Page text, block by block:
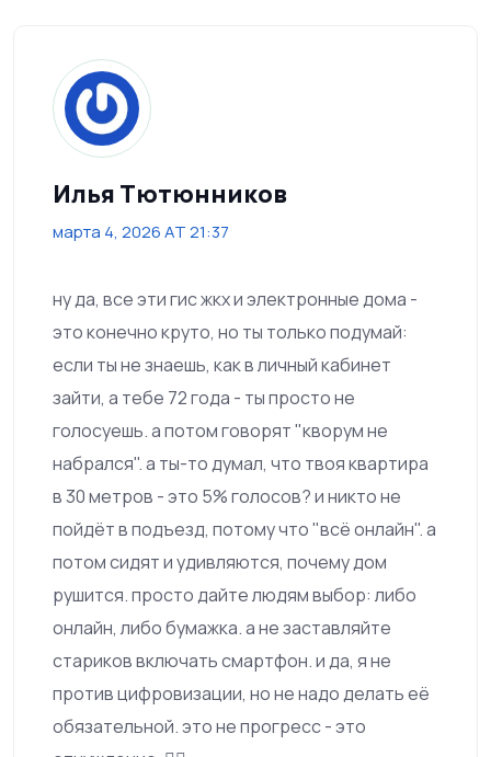
Илья Тютюнников
марта 4, 2026 AT 21:37
ну да, все эти гис жкх и электронные дома -
это конечно круто, но ты только подумай:
если ты не знаешь, как в личный кабинет
зайти, а тебе 72 года - ты просто не
голосуешь. а потом говорят "кворум не
набрался". а ты-то думал, что твоя квартира
в 30 метров - это 5% голосов? и никто не
пойдёт в подъезд, потому что "всё онлайн". а
потом сидят и удивляются, почему дом
рушится. просто дайте людям выбор: либо
онлайн, либо бумажка. а не заставляйте
стариков включать смартфон. и да, я не
против цифровизации, но не надо делать её
обязательной. это не прогресс - это